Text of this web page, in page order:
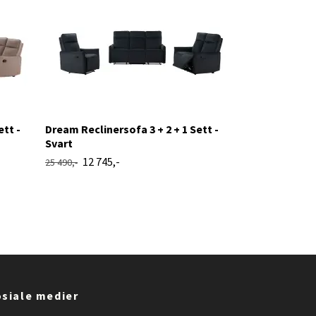
-
Dream Reclinersofa 3 + 2 + 1 Sett -
Svart
25 490,- 12 745,-
medier